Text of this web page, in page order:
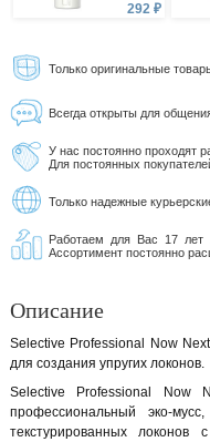
292 ₽
Только оригинальные
Всегда открыты для
У нас постоянно проходят
Для постоянных
Только надежные
Работаем для Вас 17 лет
Ассортимент постоянно
Описание
Selective Professional Now
для создания упругих локонов.
Selective Professional Now
профессиональный эко-
текстурированных локонов